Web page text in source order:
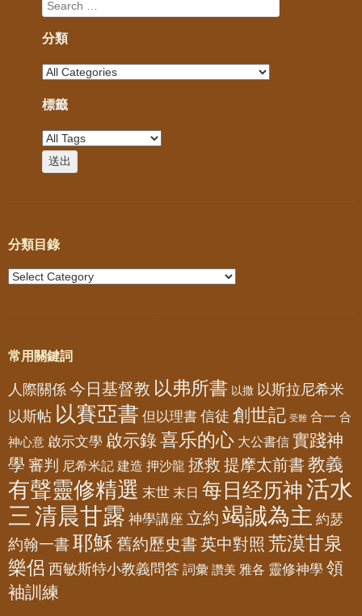
分類
標籤
分類目錄
常用關鍵詞
人際關係 今日基督教 以弗所書 以撒 以斯拉尼希米
以斯帖 以賽亞書 但以理書 信徒 創世記 受難 合一 合
神心意 啟示文學 啟示錄喜乐的心 大公書信 實踐神
學 審判 尼希米記 建造 押沙龍 拯救 提摩太前書 教義
有聲靈修精選 末世 末日 每日经历神活水
三 清晨甘露 神學講座 立約 竭誠為主 約瑟
約翰一書耶穌 舊約歷史書 英中對照 荒漠甘泉
樂侶 西敏斯特小教義問答 詞彙 讚美 雅各 靈修神學 領
袖訓練